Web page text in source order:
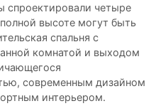
четыре
высоте могут быть
спальня с
комнатой и выходом
современным дизайном
интерьером.